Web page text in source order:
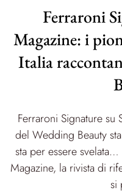
Ferraroni
Magazine: i
Italia
Ferraroni Signature
del Wedding Beauty
sta per essere
Magazine, la rivista di
si